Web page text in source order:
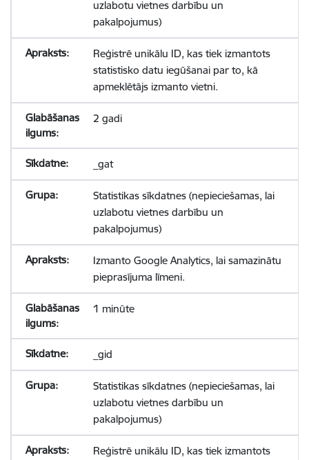
uzlabotu vietnes darbību un
pakalpojumus)
Reģistrē unikālu ID, kas tiek izmantots
statistisko datu iegūšanai par to, kā
apmeklētājs izmanto vietni.
2 gadi
_gat
Statistikas sīkdatnes (nepieciešamas, lai
uzlabotu vietnes darbību un
pakalpojumus)
Izmanto Google Analytics, lai samazinātu
pieprasījuma līmeni.
1 minūte
_gid
Statistikas sīkdatnes (nepieciešamas, lai
uzlabotu vietnes darbību un
pakalpojumus)
Reģistrē unikālu ID, kas tiek izmantots